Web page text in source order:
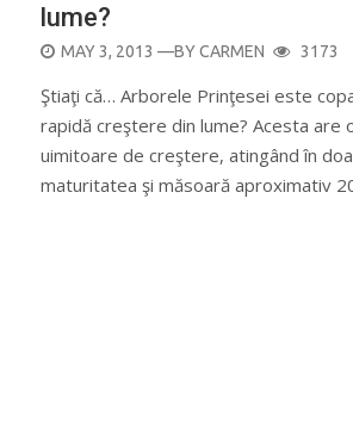
lume?
POSTED
MAY 3, 2013 —BYCARMEN 3173
Ştiaţi că… Arborele Prinţesei este
rapidă creştere din lume? Acesta are
uimitoare de creştere, atingând în
maturitatea şi măsoară aproximativ